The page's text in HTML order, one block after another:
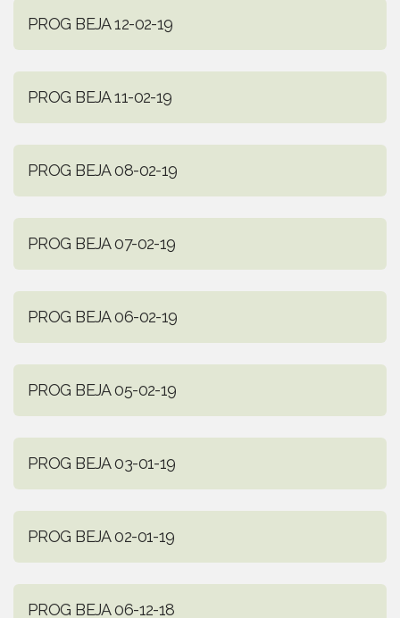
PROG BEJA 12-02-19
PROG BEJA 11-02-19
PROG BEJA 08-02-19
PROG BEJA 07-02-19
PROG BEJA 06-02-19
PROG BEJA 05-02-19
PROG BEJA 03-01-19
PROG BEJA 02-01-19
PROG BEJA 06-12-18